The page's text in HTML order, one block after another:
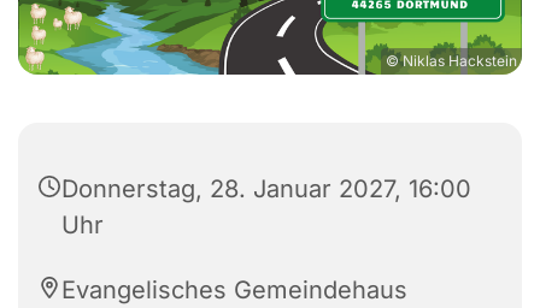
© Niklas Hackstein
Donnerstag, 28. Januar 2027, 16:00
Uhr
Evangelisches Gemeindehaus